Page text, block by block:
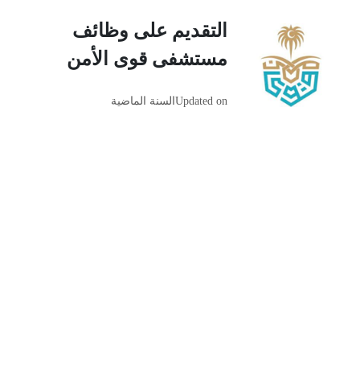
التقديم على وظائف
مستشفى قوى الأمن
Updated on السنة الماضية